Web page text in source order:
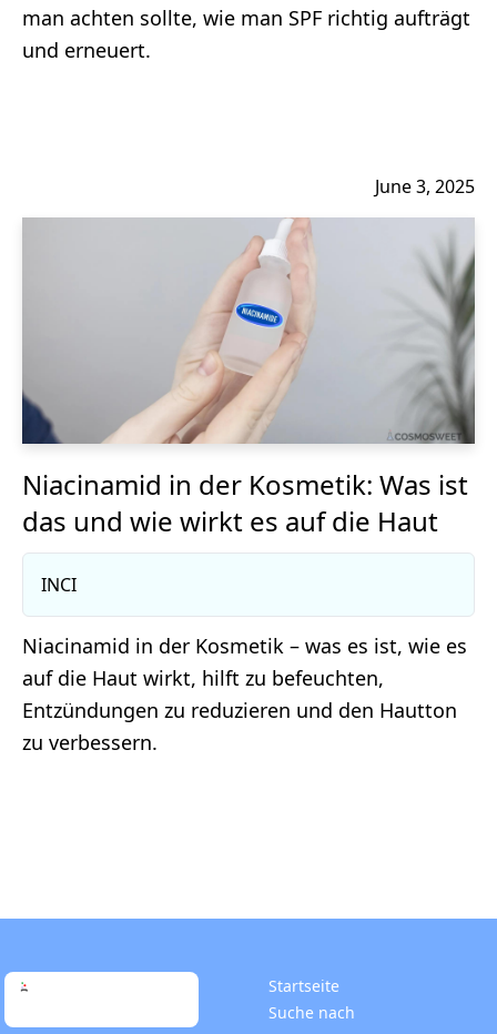
man achten sollte, wie man SPF richtig aufträgt
und erneuert.
June 3, 2025
Niacinamid in der Kosmetik: Was ist
das und wie wirkt es auf die Haut
INCI
Niacinamid in der Kosmetik – was es ist, wie es
auf die Haut wirkt, hilft zu befeuchten,
Entzündungen zu reduzieren und den Hautton
zu verbessern.
Startseite
Suche nach